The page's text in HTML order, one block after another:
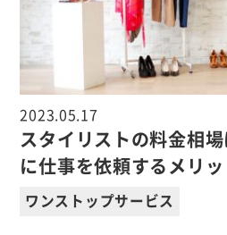
2023.05.17
スタイリストの料金相
に仕事を依頼するメリッ
ワンストップサービス